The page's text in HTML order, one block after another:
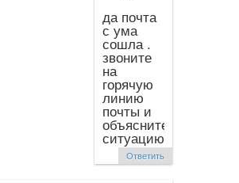
да почта
с ума
сошла .
звоните
на
горячую
линию
почты и
объясните
ситуацию
Ответить